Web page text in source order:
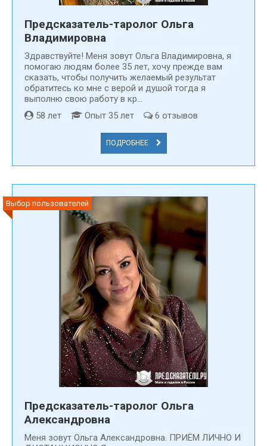
Предсказатель-таролог Ольга
Владимировна
Здравствуйте! Меня зовут Ольга Владимировна, я
помогаю людям более 35 лет, хочу прежде вам
сказать, чтобы получить желаемый результат
обратитесь ко мне с верой и душой тогда я
выполню свою работу в кр...
58 лет
Опыт 35 лет 6 отзывов
ПОДРОБНЕЕ
Выбор пользователей
Предсказатель-таролог Ольга
Александровна
Меня зовут Ольга Александровна. ПРИЁМ ЛИЧНО И